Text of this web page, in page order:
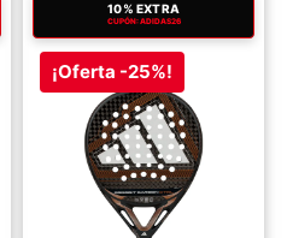
10% EXTRA
CUPÓN: ADIDAS26
¡Oferta -25%!